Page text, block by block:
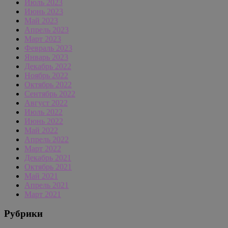
Июль 2023
Июнь 2023
Май 2023
Апрель 2023
Март 2023
Февраль 2023
Январь 2023
Декабрь 2022
Ноябрь 2022
Октябрь 2022
Сентябрь 2022
Август 2022
Июль 2022
Июнь 2022
Май 2022
Апрель 2022
Март 2022
Декабрь 2021
Октябрь 2021
Май 2021
Апрель 2021
Март 2021
Рубрики